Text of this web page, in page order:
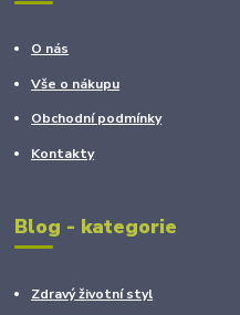
O nás
Vše o nákupu
Obchodní podmínky
Kontakty
Blog - kategorie
Zdravý životní styl